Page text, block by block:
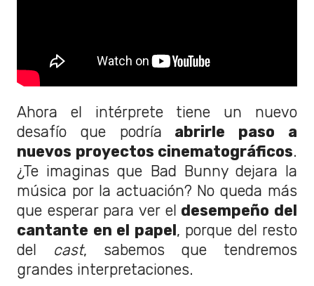
Ahora el intérprete tiene un nuevo
desafío que podría abrirle paso a
nuevos proyectos cinematográficos.
¿Te imaginas que Bad Bunny dejara la
música por la actuación? No queda más
que esperar para ver el desempeño del
cantante en el papel, porque del resto
del cast, sabemos que tendremos
grandes interpretaciones.